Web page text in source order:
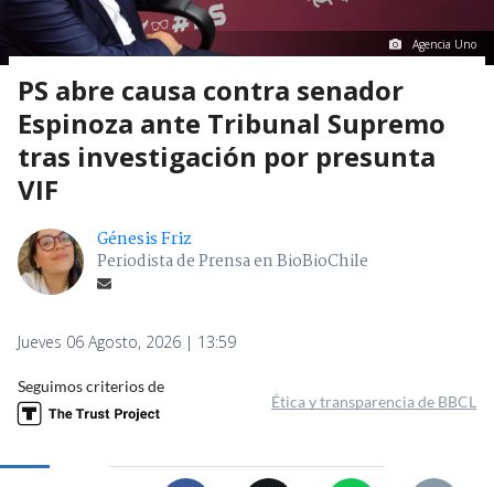
Agencia Uno
PS abre causa contra senador
Espinoza ante Tribunal Supremo
tras investigación por presunta
VIF
Génesis Friz
Periodista de Prensa en BioBioChile
Jueves 06 Agosto, 2026 | 13:59
Seguimos criterios de
Ética y transparencia de BBCL